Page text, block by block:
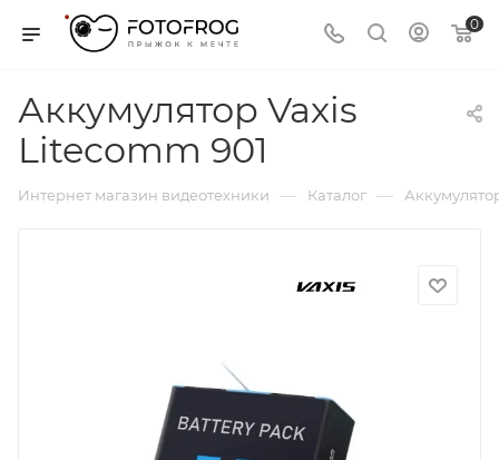
0
Аккумулятор Vaxis
Litecomm 901
Интернет магазин видеотехники — Каталог —